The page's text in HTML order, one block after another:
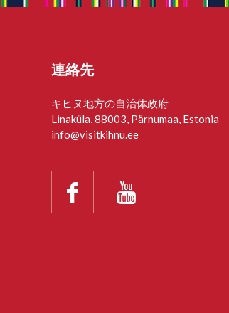
連絡先
キヒヌ地方の自治体政府
Linaküla, 88003, Pärnumaa, Estonia
info@visitkihnu.ee
 